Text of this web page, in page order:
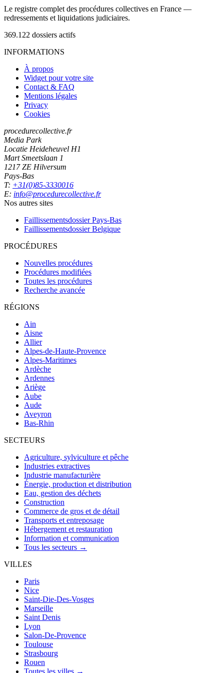
Le registre complet des procédures collectives en France —
redressements et liquidations judiciaires.
369.122 dossiers actifs
INFORMATIONS
À propos
Widget pour votre site
Contact & FAQ
Mentions légales
Privacy
Cookies
procedurecollective.fr
Media Park
Locatie Heideheuvel H1
Mart Smeetslaan 1
1217 ZE Hilversum
Pays-Bas
T: +31(0)85-3330016
E: info@procedurecollective.fr
Nos autres sites
Faillissementsdossier Pays-Bas
Faillissementsdossier Belgique
PROCÉDURES
Nouvelles procédures
Procédures modifiées
Toutes les procédures
Recherche avancée
RÉGIONS
Ain
Aisne
Allier
Alpes-de-Haute-Provence
Alpes-Maritimes
Ardèche
Ardennes
Ariège
Aube
Aude
Aveyron
Bas-Rhin
SECTEURS
Agriculture, sylviculture et pêche
Industries extractives
Industrie manufacturière
Énergie, production et distribution
Eau, gestion des déchets
Construction
Commerce de gros et de détail
Transports et entreposage
Hébergement et restauration
Information et communication
Tous les secteurs →
VILLES
Paris
Nice
Saint-Die-Des-Vosges
Marseille
Saint Denis
Lyon
Salon-De-Provence
Toulouse
Strasbourg
Rouen
Toutes les villes →